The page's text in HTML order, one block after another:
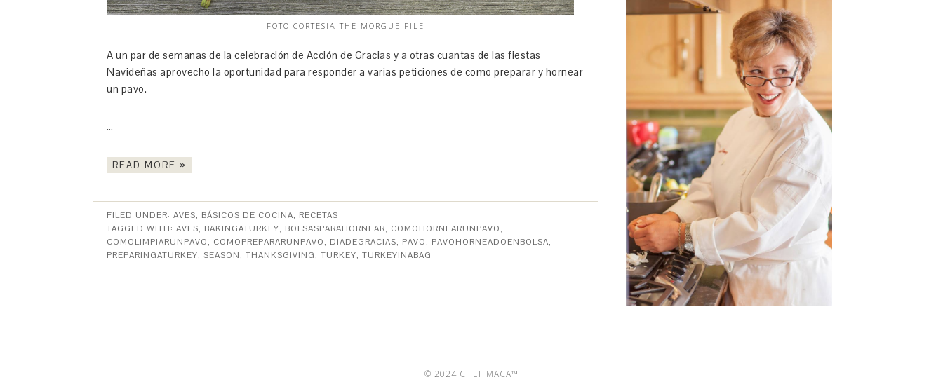
FOTO CORTESÍA THE MORGUE FILE
A un par de semanas de la celebración de Acción de Gracias y a otras cuantas de las fiestas
Navideñas aprovecho la oportunidad para responder a varias peticiones de como preparar y hornear
un pavo.
…
READ MORE »
FILED UNDER: AVES, BÁSICOS DE COCINA, RECETAS
TAGGED WITH: AVES, BAKINGATURKEY, BOLSASPARAHORNEAR, COMOHORNEARUNPAVO,
COMOLIMPIARUNPAVO, COMOPREPARARUNPAVO, DIADEGRACIAS, PAVO, PAVOHORNEADOENBOLSA,
PREPARINGATURKEY, SEASON, THANKSGIVING, TURKEY, TURKEYINABAG
© 2024 CHEF MACA™